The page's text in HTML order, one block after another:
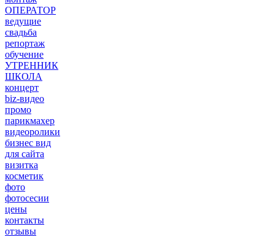
ОПЕРАТОР
ведущие
свадьба
репортаж
обучение
УТРЕННИК
ШКОЛА
концерт
biz-видео
промо
парикмахер
видеоролики
бизнес вид
для сайта
визитка
косметик
фото
фотосесии
цены
контакты
отзывы